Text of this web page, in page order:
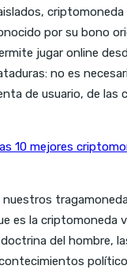
criptomoneda
por su bono
jugar online
no es
de usuario, de las
10 mejores
es la criptomoneda
del hombre,